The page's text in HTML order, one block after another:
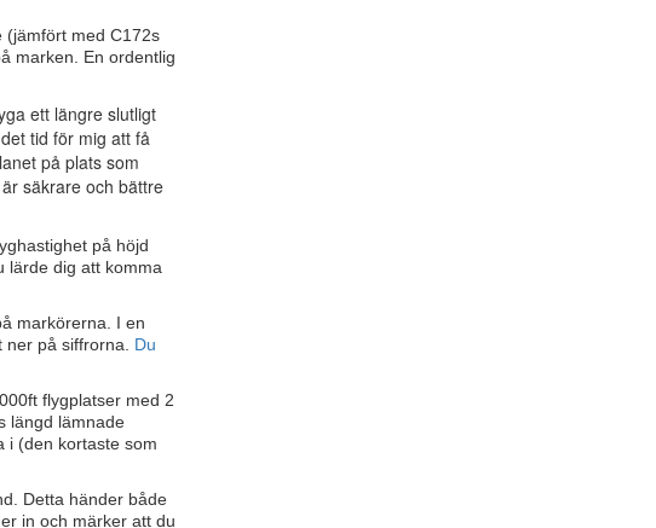
(jämfört med C172s
marken. En ordentlig
ett längre slutligt
tid för mig att få
på plats som
säkrare och bättre
på höjd
lärde dig att komma
markörerna. I en
på siffrorna. Du
flygplatser med 2
längd lämnade
i (den kortaste som
Detta händer både
in och märker att du